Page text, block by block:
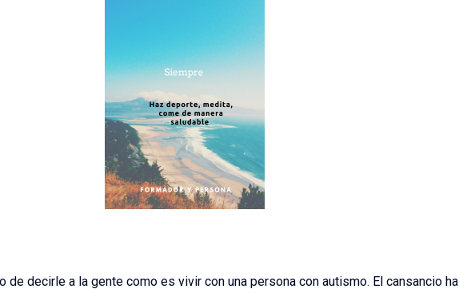
de decirle a la gente como es vivir con una persona con autismo. El cansancio ha